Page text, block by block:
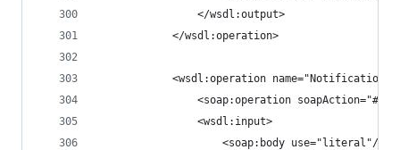
				</wsdl:output>
			</wsdl:operation>
<wsdl:operation
<soap:operation
				<wsdl:input>
					<soap:body use="literal"/>